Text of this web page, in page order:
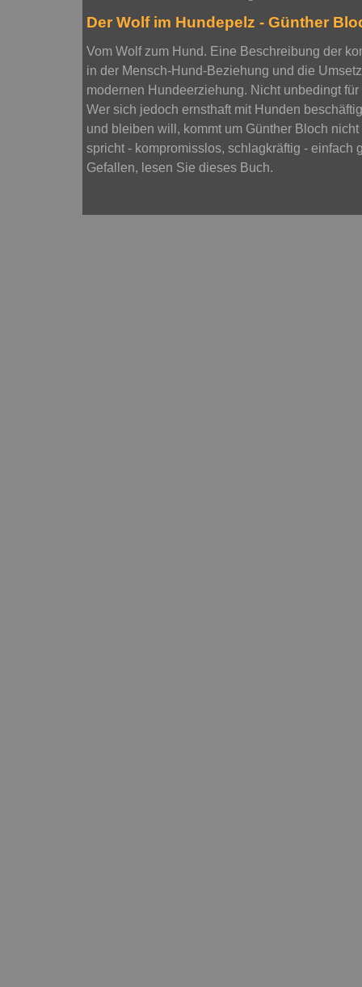
Der Wolf im Hundepelz - Günther
Vom Wolf zum Hund. Eine Beschreibung der
in der Mensch-Hund-Beziehung und die
modernen Hundeerziehung. Nicht unbedingt
Wer sich jedoch ernsthaft mit Hunden
und bleiben will, kommt um Günther Bloch
spricht - kompromisslos, schlagkräftig - einfach
Gefallen, lesen Sie dieses Buch.